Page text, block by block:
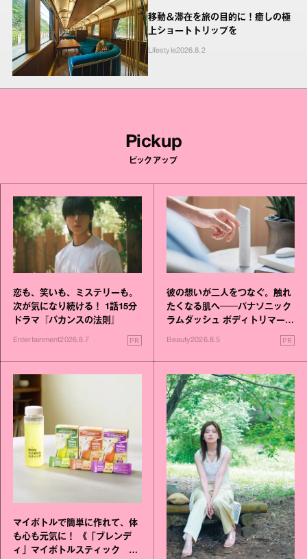
移動＆滞在を旅の目的に！癒しの極
上ショートトリップを
Lifestyle2026.8.2
Pickup
ピックアップ
恋も、笑いも、ミステリーも。
次が気になり続ける！ 1話15分
ドラマ『バカンスの法則』
Entertainment2026.8.7 PR
彼の想いが二人をつなぐ。触れ
たくなる肌へ──パナソニック
ラムダッシュ ボディトリマーが
Beauty2026.8.5 PR
マイボトルで簡単に作れて、体
も心も元気に！ 《「ブレンデ
ィ」マイボトルスティック い